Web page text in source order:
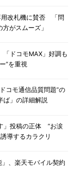
用改札機に賛否 「問
がスムーズ」
ドコモMAX」好調も
”を重視
コモ通信品質問題”の
」の詳細解説
」投稿の正体 “お涙
導するカラクリ
、楽天モバイル契約